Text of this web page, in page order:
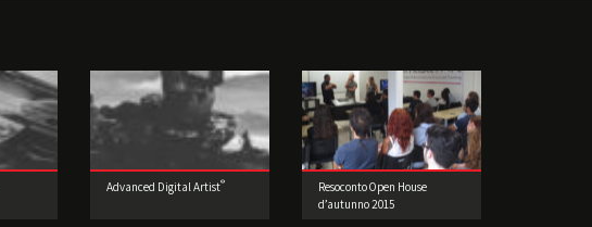
Advanced Digital Artist®
Resoconto Open House
d’autunno 2015